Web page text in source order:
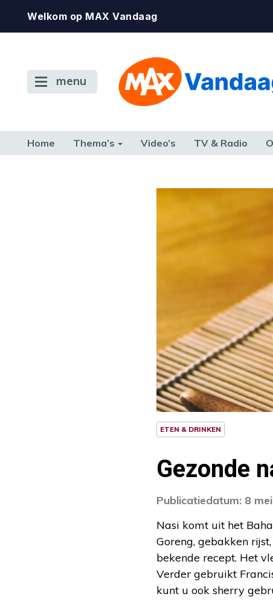
Welkom op MAX Vandaag
menu
Home Thema’s Video’s TV & Radio
ETEN & DRINKEN
Gezonde
Publicatiedatum: 8
Nasi komt uit het
Goreng, gebakken
bekende recept. Het
Verder gebruikt
kunt u ook sherry